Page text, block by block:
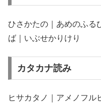
ひさかたの｜あめのふる
ば｜いぶせかりけり
カタカナ読み
ヒサカタノ｜アメノフル